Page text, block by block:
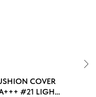
COVER
#21 LIGHT